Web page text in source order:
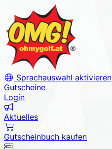
Sprachauswahl aktivieren
Gutscheine
Login
Aktuelles
Gutscheinbuch kaufen